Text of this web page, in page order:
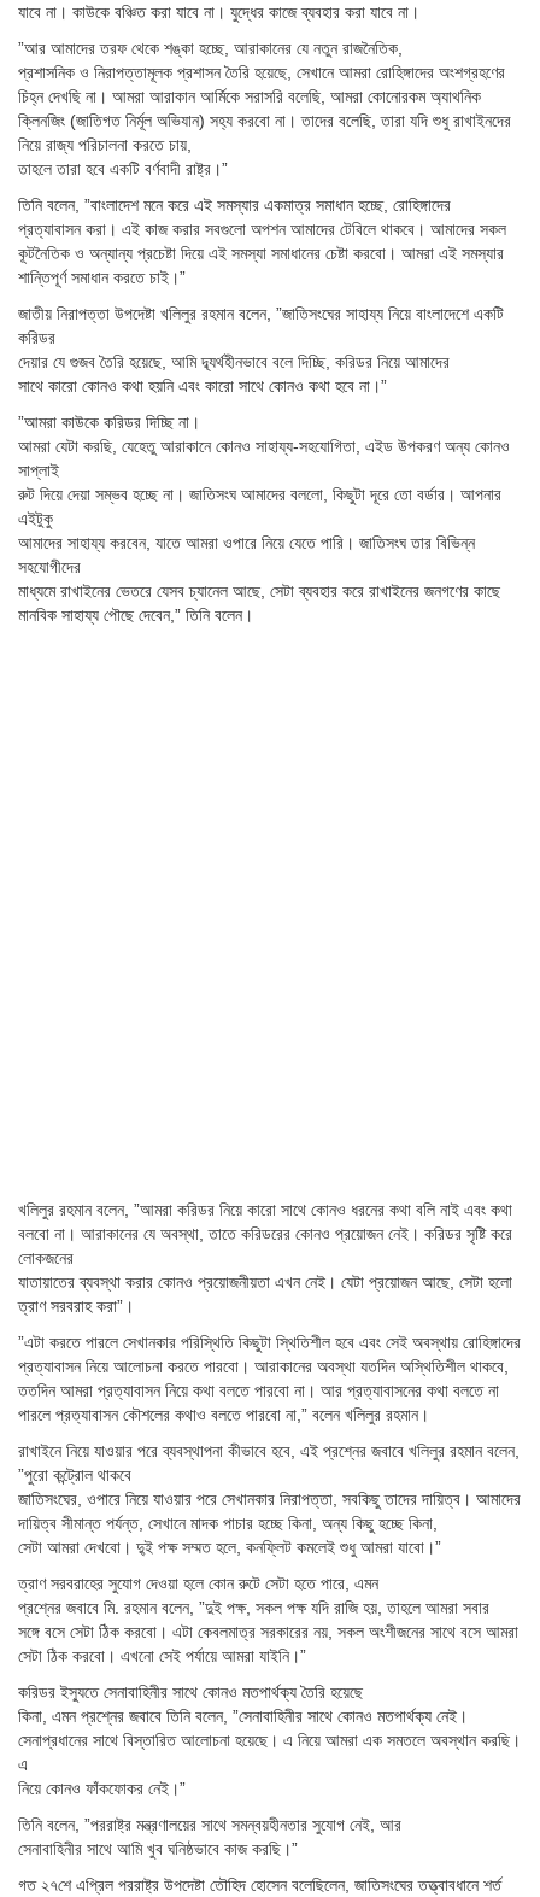
যাবে না। কাউকে বঞ্চিত করা যাবে না। যুদ্ধের কাজে ব্যবহার করা যাবে না।
”আর আমাদের তরফ থেকে শঙ্কা হচ্ছে, আরাকানের যে নতুন রাজনৈতিক,
প্রশাসনিক ও নিরাপত্তামূলক প্রশাসন তৈরি হয়েছে, সেখানে আমরা রোহিঙ্গাদের অংশগ্রহণের
চিহ্ন দেখছি না। আমরা আরাকান আর্মিকে সরাসরি বলেছি, আমরা কোনোরকম অ্যাথনিক
ক্লিনজিং (জাতিগত নির্মূল অভিযান) সহ্য করবো না। তাদের বলেছি, তারা যদি শুধু রাখাইনদের
নিয়ে রাজ্য পরিচালনা করতে চায়,
তাহলে তারা হবে একটি বর্ণবাদী রাষ্ট্র।”
তিনি বলেন, ”বাংলাদেশ মনে করে এই সমস্যার একমাত্র সমাধান হচ্ছে, রোহিঙ্গাদের
প্রত্যাবাসন করা। এই কাজ করার সবগুলো অপশন আমাদের টেবিলে থাকবে। আমাদের সকল
কূটনৈতিক ও অন্যান্য প্রচেষ্টা দিয়ে এই সমস্যা সমাধানের চেষ্টা করবো। আমরা এই সমস্যার
শান্তিপূর্ণ সমাধান করতে চাই।”
জাতীয় নিরাপত্তা উপদেষ্টা খলিলুর রহমান বলেন, ”জাতিসংঘের সাহায্য নিয়ে বাংলাদেশে একটি
করিডর
দেয়ার যে গুজব তৈরি হয়েছে, আমি দ্ব্যর্থহীনভাবে বলে দিচ্ছি, করিডর নিয়ে আমাদের
সাথে কারো কোনও কথা হয়নি এবং কারো সাথে কোনও কথা হবে না।”
”আমরা কাউকে করিডর দিচ্ছি না।
আমরা যেটা করছি, যেহেতু আরাকানে কোনও সাহায্য-সহযোগিতা, এইড উপকরণ অন্য কোনও
সাপ্লাই
রুট দিয়ে দেয়া সম্ভব হচ্ছে না। জাতিসংঘ আমাদের বললো, কিছুটা দূরে তো বর্ডার। আপনার
এইটুকু
আমাদের সাহায্য করবেন, যাতে আমরা ওপারে নিয়ে যেতে পারি। জাতিসংঘ তার বিভিন্ন
সহযোগীদের
মাধ্যমে রাখাইনের ভেতরে যেসব চ্যানেল আছে, সেটা ব্যবহার করে রাখাইনের জনগণের কাছে
মানবিক সাহায্য পৌছে দেবেন,” তিনি বলেন।
খলিলুর রহমান বলেন, ”আমরা করিডর নিয়ে কারো সাথে কোনও ধরনের কথা বলি নাই এবং কথা
বলবো না। আরাকানের যে অবস্থা, তাতে করিডরের কোনও প্রয়োজন নেই। করিডর সৃষ্টি করে
লোকজনের
যাতায়াতের ব্যবস্থা করার কোনও প্রয়োজনীয়তা এখন নেই। যেটা প্রয়োজন আছে, সেটা হলো
ত্রাণ সরবরাহ করা”।
”এটা করতে পারলে সেখানকার পরিস্থিতি কিছুটা স্থিতিশীল হবে এবং সেই অবস্থায় রোহিঙ্গাদের
প্রত্যাবাসন নিয়ে আলোচনা করতে পারবো। আরাকানের অবস্থা যতদিন অস্থিতিশীল থাকবে,
ততদিন আমরা প্রত্যাবাসন নিয়ে কথা বলতে পারবো না। আর প্রত্যাবাসনের কথা বলতে না
পারলে প্রত্যাবাসন কৌশলের কথাও বলতে পারবো না,” বলেন খলিলুর রহমান।
রাখাইনে নিয়ে যাওয়ার পরে ব্যবস্থাপনা কীভাবে হবে, এই প্রশ্নের জবাবে খলিলুর রহমান বলেন,
”পুরো কন্ট্রোল থাকবে
জাতিসংঘের, ওপারে নিয়ে যাওয়ার পরে সেখানকার নিরাপত্তা, সবকিছু তাদের দায়িত্ব। আমাদের
দায়িত্ব সীমান্ত পর্যন্ত, সেখানে মাদক পাচার হচ্ছে কিনা, অন্য কিছু হচ্ছে কিনা,
সেটা আমরা দেখবো। দু্‌ই পক্ষ সম্মত হলে, কনফ্লিট কমলেই শুধু আমরা যাবো।”
ত্রাণ সরবরাহের সুযোগ দেওয়া হলে কোন রুটে সেটা হতে পারে, এমন
প্রশ্নের জবাবে মি. রহমান বলেন, ”দুই পক্ষ, সকল পক্ষ যদি রাজি হয়, তাহলে আমরা সবার
সঙ্গে বসে সেটা ঠিক করবো। এটা কেবলমাত্র সরকারের নয়, সকল অংশীজনের সাথে বসে আমরা
সেটা ঠিক করবো। এখনো সেই পর্যায়ে আমরা যাইনি।”
করিডর ইস্যুতে সেনাবাহিনীর সাথে কোনও মতপার্থক্য তৈরি হয়েছে
কিনা, এমন প্রশ্নের জবাবে তিনি বলেন, ”সেনাবাহিনীর সাথে কোনও মতপার্থক্য নেই।
সেনাপ্রধানের সাথে বিস্তারিত আলোচনা হয়েছে। এ নিয়ে আমরা এক সমতলে অবস্থান করছি।
এ
নিয়ে কোনও ফাঁকফোকর নেই।”
তিনি বলেন, ”পররাষ্ট্র মন্ত্রণালয়ের সাথে সমন্বয়হীনতার সুযোগ নেই, আর
সেনাবাহিনীর সাথে আমি খুব ঘনিষ্ঠভাবে কাজ করছি।”
গত ২৭শে এপ্রিল পররাষ্ট্র উপদেষ্টা তৌহিদ হোসেন বলেছিলেন, জাতিসংঘের তত্ত্বাবধানে শর্ত